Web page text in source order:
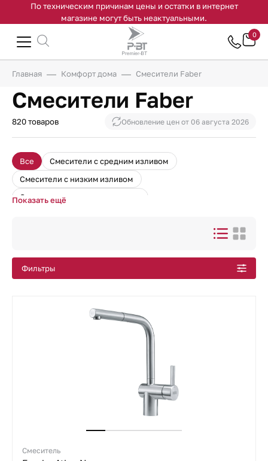
По техническим причинам цены и остатки в интернет
магазине могут быть неактуальными.
0
Главная Комфорт дома Смесители Faber
Смесители Faber
820 товаров Обновление цен от 06 августа 2026
Все
Смесители с средним изливом
Смесители с низким изливом
Смесители с длинным изливом
Однорычажные смесители для раковины с высоким
Показать ещё
Смеситель
Фильтры